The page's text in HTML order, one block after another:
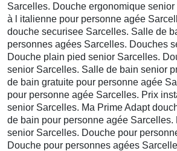
Sarcelles. Douche ergonomique
à l italienne pour personne agée
douche securisee Sarcelles. Salle de
personnes agées Sarcelles. Douches
Douche plain pied senior Sarcelles.
senior Sarcelles. Salle de bain senior
de bain gratuite pour personne agée
pour personne agée Sarcelles. Prix
senior Sarcelles. Ma Prime Adapt
de bain pour personne agée
senior Sarcelles. Douche pour
Douche pour personnes agées